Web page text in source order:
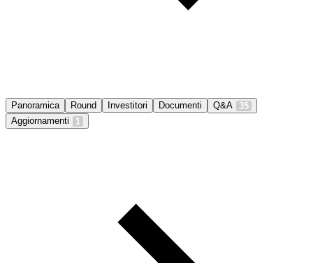
Panoramica Round Investitori Documenti Q&A 35
Aggiornamenti
1